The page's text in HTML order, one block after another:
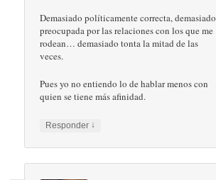
Demasiado políticamente correcta, demasiado
preocupada por las relaciones con los que me
rodean… demasiado tonta la mitad de las
veces.
Pues yo no entiendo lo de hablar menos con
quien se tiene más afinidad.
Responder ↓